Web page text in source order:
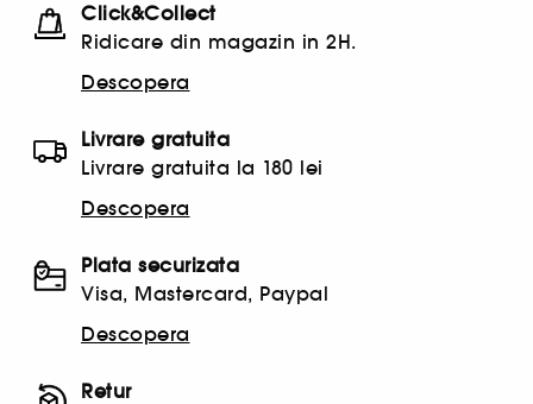
Click&Collect
Ridicare din magazin in 2H.
Descopera
Livrare gratuita
Livrare gratuita la 180 lei
Descopera
Plata securizata
Visa, Mastercard, Paypal
Descopera
Retur